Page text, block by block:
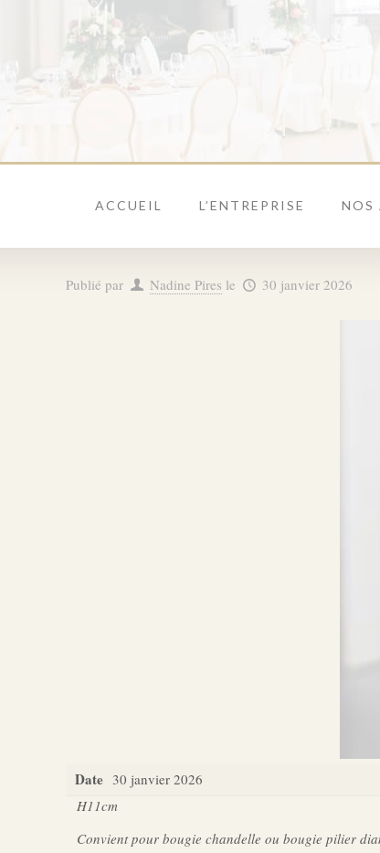
ACCUEIL L’ENTREPRISE NOS
Publié par Nadine Pires le 30 janvier 2026
Date 30 janvier 2026
H11cm
Convient pour bougie chandelle ou bougie pilier